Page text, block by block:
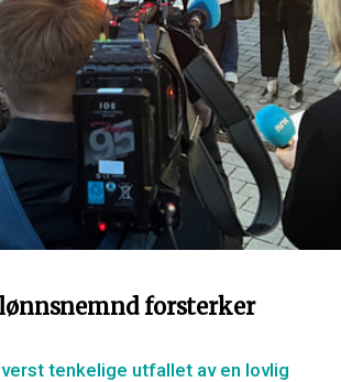
forsterker
tenkelige utfallet av en lovlig